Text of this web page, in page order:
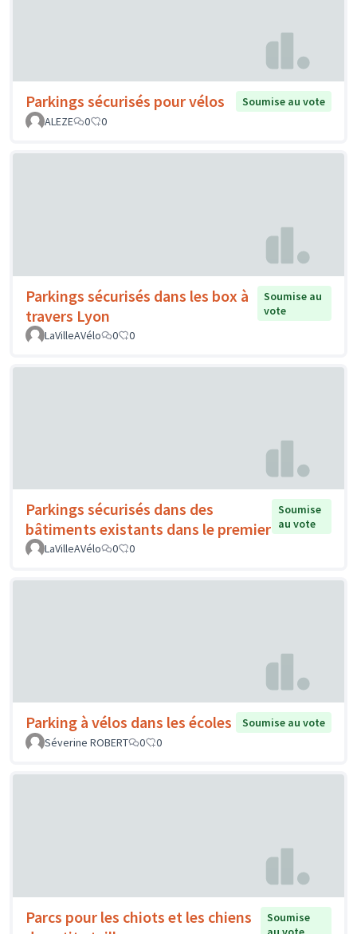
Parkings sécurisés pour vélos
Soumise au vote
ALEZE
0 0
Parkings sécurisés dans les box à
travers Lyon
Soumise au
vote
LaVilleAVélo
0 0
Parkings sécurisés dans des
bâtiments existants dans le premier
Soumise
au vote
LaVilleAVélo
0 0
Parking à vélos dans les écoles
Soumise au vote
Séverine ROBERT
0 0
Parcs pour les chiots et les chiens
Soumise